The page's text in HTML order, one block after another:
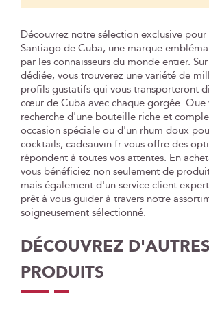
Découvrez notre sélection exclusive
Santiago de Cuba, une marque
par les connaisseurs du monde entier.
dédiée, vous trouverez une variété de
profils gustatifs qui vous transporteront
cœur de Cuba avec chaque gorgée. Que
recherche d'une bouteille riche et
occasion spéciale ou d'un rhum doux
cocktails, cadeauvin.fr vous offre des
répondent à toutes vos attentes. En
vous bénéficiez non seulement de
mais également d'un service client
prêt à vous guider à travers notre
soigneusement sélectionné.
DÉCOUVREZ D'AUTRES
PRODUITS